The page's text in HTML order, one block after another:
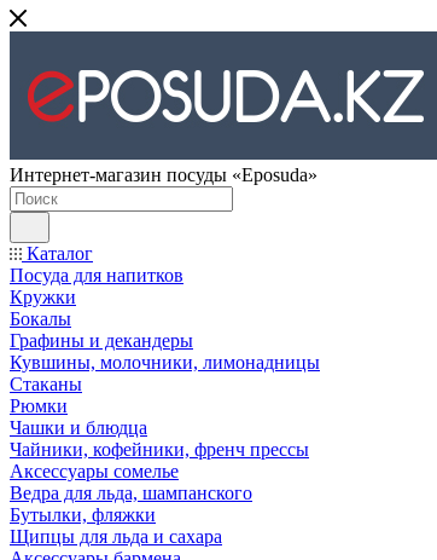
Интернет-магазин посуды «Eposuda»
Каталог
Посуда для напитков
Кружки
Бокалы
Графины и декандеры
Кувшины, молочники, лимонадницы
Стаканы
Рюмки
Чашки и блюдца
Чайники, кофейники, френч прессы
Аксессуары сомелье
Ведра для льда, шампанского
Бутылки, фляжки
Щипцы для льда и сахара